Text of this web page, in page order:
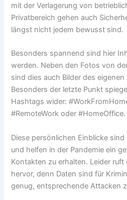
mit der Verlagerung von
Privatbereich gehen auch
längst nicht jedem bewusst sind.
Besonders spannend sind hier
werden. Neben den Fotos von
sind dies auch Bilder des
Besonders der letzte Punkt
Hashtags wider:
#RemoteWork oder #HomeOffice.
Diese persönlichen Einblicke
und helfen in der Pandemie ein
Kontakten zu erhalten. Leider
hervor, denn Daten sind für
genug, entsprechende Attacken